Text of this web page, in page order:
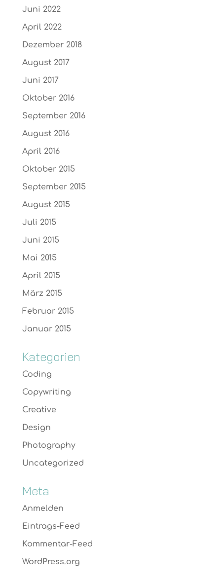
Juni 2022
April 2022
Dezember 2018
August 2017
Juni 2017
Oktober 2016
September 2016
August 2016
April 2016
Oktober 2015
September 2015
August 2015
Juli 2015
Juni 2015
Mai 2015
April 2015
März 2015
Februar 2015
Januar 2015
Kategorien
Coding
Copywriting
Creative
Design
Photography
Uncategorized
Meta
Anmelden
Eintrags-Feed
Kommentar-Feed
WordPress.org